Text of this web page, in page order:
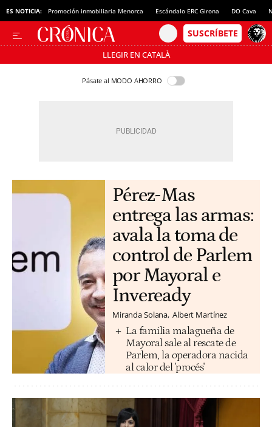
ES NOTICIA: Promoción inmobiliaria Menorca Escándalo ERC Girona DO Cava
LLEGIR EN CATALÀ
Pásate al MODO AHORRO
Pérez-Mas
entrega las armas:
avala la toma de
control de Parlem
por Mayoral e
Inveready
Miranda Solana Albert Martínez
La familia malagueña de
Mayoral sale al rescate de
Parlem, la operadora nacida
al calor del 'procés'